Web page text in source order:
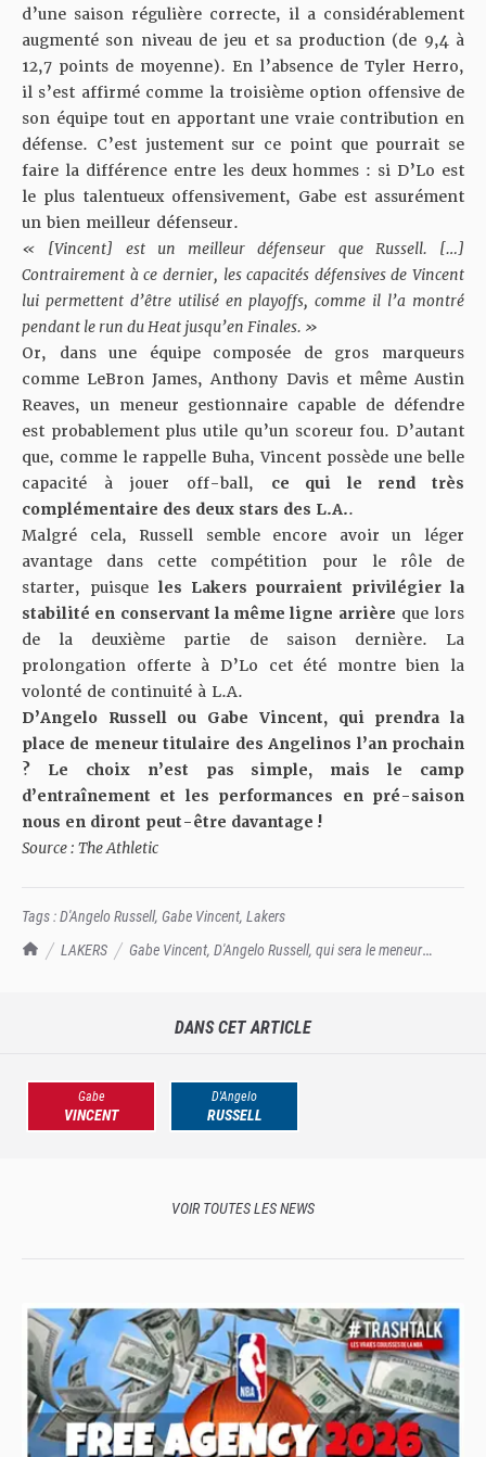
TrashTalk Actu NBA
LAKERS
Gabe Vincent, D'Angelo Russell, qui sera le meneur
d’une saison régulière correcte, il a considérablement
augmenté son niveau de jeu et sa production (de 9,4 à
12,7 points de moyenne). En l’absence de Tyler Herro,
il s’est affirmé comme la troisième option offensive de
son équipe tout en apportant une vraie contribution en
défense. C’est justement sur ce point que pourrait se
faire la différence entre les deux hommes : si D’Lo est
le plus talentueux offensivement, Gabe est assurément
un bien meilleur défenseur.
« [Vincent] est un meilleur défenseur que Russell. […]
Contrairement à ce dernier, les capacités défensives de Vincent
lui permettent d’être utilisé en playoffs, comme il l’a montré
pendant le run du Heat jusqu’en Finales. »
Or, dans une équipe composée de gros marqueurs
comme LeBron James, Anthony Davis et même Austin
Reaves, un meneur gestionnaire capable de défendre
est probablement plus utile qu’un scoreur fou. D’autant
que, comme le rappelle Buha, Vincent possède une belle
capacité à jouer off-ball, ce qui le rend très
complémentaire des deux stars des L.A..
Malgré cela, Russell semble encore avoir un léger
avantage dans cette compétition pour le rôle de
starter, puisque les Lakers pourraient privilégier la
stabilité en conservant la même ligne arrière que lors
de la deuxième partie de saison dernière. La
prolongation offerte à D’Lo cet été montre bien la
volonté de continuité à L.A.
D’Angelo Russell ou Gabe Vincent, qui prendra la
place de meneur titulaire des Angelinos l’an prochain
? Le choix n’est pas simple, mais le camp
d’entraînement et les performances en pré-saison
nous en diront peut-être davantage !
Source : The Athletic
Tags :D'Angelo Russell, Gabe Vincent, Lakers
DANS CET ARTICLE
Gabe
VINCENT
D'Angelo
RUSSELL
VOIR TOUTES LES NEWS